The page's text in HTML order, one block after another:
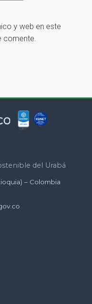
y web en este
comente.
del Urabá
– Colombia